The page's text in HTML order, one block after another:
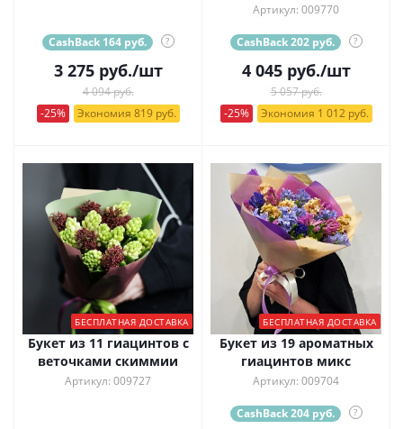
CashBack 164 руб. ?
3 275руб./шт
4 094 руб.
-25%
Экономия 819 руб.
Артикул: 009770
CashBack 202 руб. ?
4 045руб./шт
5 057 руб.
-25%
Экономия 1 012 руб.
БЕСПЛАТНАЯ ДОСТАВКА
Букет из 11 гиацинтов с
веточками скиммии
Артикул: 009727
БЕСПЛАТНАЯ ДОСТАВКА
Букет из 19 ароматных
гиацинтов микс
Артикул: 009704
CashBack 204 руб. ?